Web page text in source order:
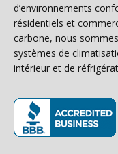
d’environnements
résidentiels et
carbone, nous
systèmes de
intérieur et de